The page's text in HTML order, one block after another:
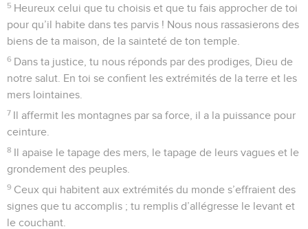
5 Heureux celui que tu choisis et que tu fais approcher de toi
pour qu’il habite dans tes parvis ! Nous nous rassasierons des
biens de ta maison, de la sainteté de ton temple.
6 Dans ta justice, tu nous réponds par des prodiges, Dieu de
notre salut. En toi se confient les extrémités de la terre et les
mers lointaines.
7 Il affermit les montagnes par sa force, il a la puissance pour
ceinture.
8 Il apaise le tapage des mers, le tapage de leurs vagues et le
grondement des peuples.
9 Ceux qui habitent aux extrémités du monde s’effraient des
signes que tu accomplis ; tu remplis d’allégresse le levant et
le couchant.